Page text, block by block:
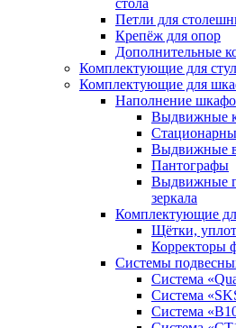
Петли для
Крепёж для опор
Дополнительные
Комплектующие для
Комплектующие для
Наполнение
Выдвижные
Выдвижные
Пантографы
Выдвижные
зеркала
Комплектующие
Щётки,
Корректоры
Системы
Система
Система
Система